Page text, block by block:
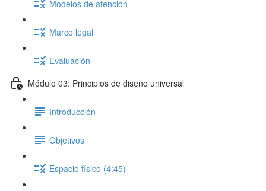
Modelos de atención
Marco legal
Evaluación
Módulo 03: Principios de diseño universal
Introducción
Objetivos
Espacio físico (4:45)